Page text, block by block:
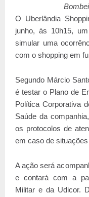
O Uberlândia
junho, às 10h15,
simular uma
com o shopping em
Segundo Márcio
é testar o Plano de
Política Corporativa
Saúde da
os protocolos de
em caso de
A ação será
e contará com a
Militar e da Udicor.